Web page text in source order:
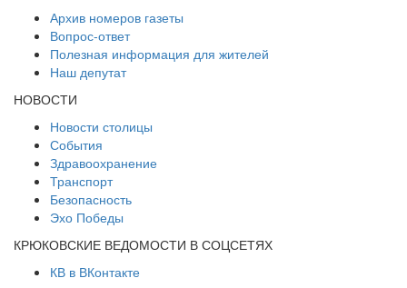
Архив номеров газеты
Вопрос-ответ
Полезная информация для жителей
Наш депутат
НОВОСТИ
Новости столицы
События
Здравоохранение
Транспорт
Безопасность
Эхо Победы
КРЮКОВСКИЕ ВЕДОМОСТИ В СОЦСЕТЯХ
КВ в ВКонтакте